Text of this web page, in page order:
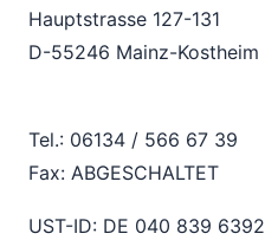
Hauptstrasse 127-131
D-55246 Mainz-Kostheim
Tel.: 06134 / 566 67 39
Fax: ABGESCHALTET
UST-ID: DE 040 839